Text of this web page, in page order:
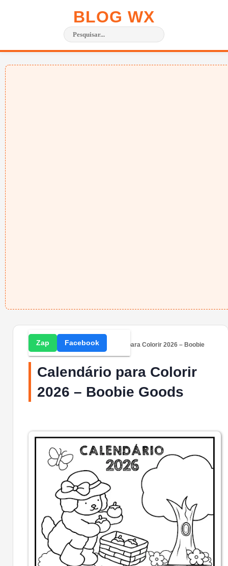
BLOG WX
Home » Calendários » Calendário para Colorir 2026 – Boobie
Goods
Calendário para Colorir
2026 – Boobie Goods
Zap Facebook